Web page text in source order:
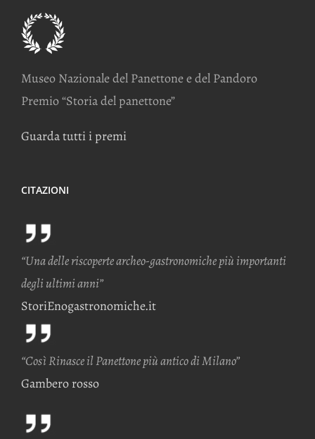
Museo Nazionale del Panettone e del Pandoro
Premio “Storia del panettone”
Guarda tutti i premi
CITAZIONI
“Una delle riscoperte archeo-gastronomiche più importanti
degli ultimi anni”
StoriEnogastronomiche.it
“Così Rinasce il Panettone più antico di Milano”
Gambero rosso